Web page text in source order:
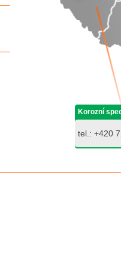
Korozní
tel.: +420